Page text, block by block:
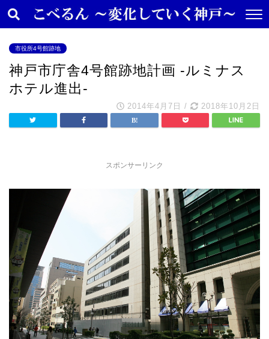
市役所4号館跡地
神戸市庁舎4号館跡地計画 -ルミナス
ホテル進出-
2014年4月7日 / 2018年10月2日
スポンサーリンク